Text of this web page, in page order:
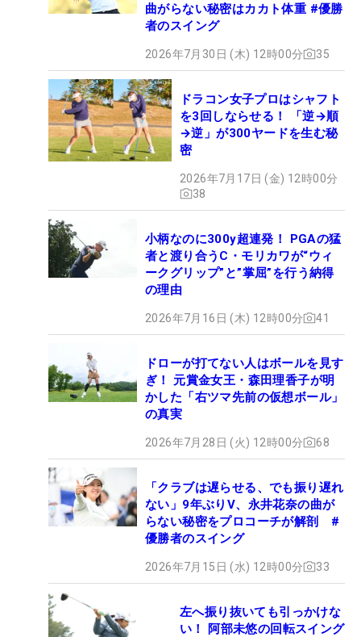
曲がらない秘密はカカト体重 #優勝
者のスイング
2026年7月30日 (木) 12時00分 35
ドラコン女子プロはシャフト
を3回しならせる！ 「逆→順
→逆」が300ヤードを生む秘
密
2026年7月17日 (金) 12時00分
38
小柄なのに300y超連発！ PGAの猛
者と渡り合うC・モリカワが“ウィ
ークグリップ”と”掌屈”を行う納得
の理由
2026年7月16日 (木) 12時00分 41
ドローが打てない人はボールを見す
ぎ！ 元賞金女王・森田理香子が明
かした「右ツマ先前の仮想ボール」
の真実
2026年7月28日 (火) 12時00分 68
「クラブは遅らせる、でも振り遅れ
ない」9年ぶりV、永井花奈の曲が
らない秘密をプロコーチが解剖 #
優勝者のスイング
2026年7月15日 (水) 12時00分 33
左へ振り抜いても引っかけな
い！ 阿部未悠の回転スイング